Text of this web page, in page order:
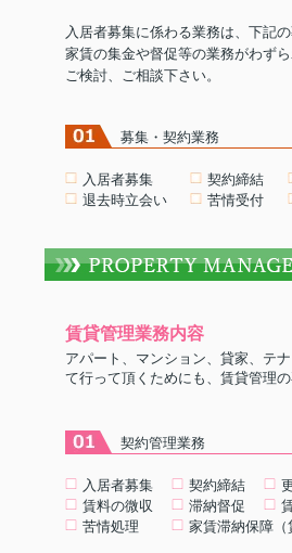
入居者募集に係わる業務は、下記
家賃の集金や督促等の業務がわず
ご検討、ご相談下さい。
募集・契約業務
入居者募集
契約締結
退去時立会い
苦情受付
賃貸管理業務内容
アパート、マンション、貸家、テ
て行って頂くためにも、賃貸管理
契約管理業務
入居者募集 契約締結
賃料の微収
滞納督促
苦情処理
家賃滞納保障